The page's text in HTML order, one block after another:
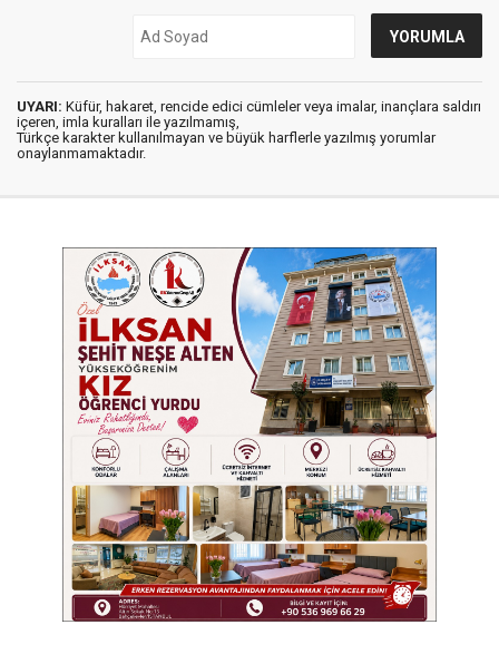
UYARI: Küfür, hakaret, rencide edici cümleler veya imalar, inançlara saldırı
içeren, imla kuralları ile yazılmamış,
Türkçe karakter kullanılmayan ve büyük harflerle yazılmış yorumlar
onaylanmamaktadır.